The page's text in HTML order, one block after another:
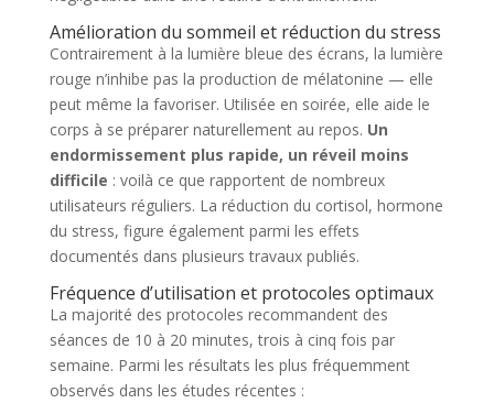
Amélioration du sommeil et réduction du stress
Contrairement à la lumière bleue des écrans, la lumière
rouge n’inhibe pas la production de mélatonine — elle
peut même la favoriser. Utilisée en soirée, elle aide le
corps à se préparer naturellement au repos. Un
endormissement plus rapide, un réveil moins
difficile : voilà ce que rapportent de nombreux
utilisateurs réguliers. La réduction du cortisol, hormone
du stress, figure également parmi les effets
documentés dans plusieurs travaux publiés.
Fréquence d’utilisation et protocoles optimaux
La majorité des protocoles recommandent des
séances de 10 à 20 minutes, trois à cinq fois par
semaine. Parmi les résultats les plus fréquemment
observés dans les études récentes :